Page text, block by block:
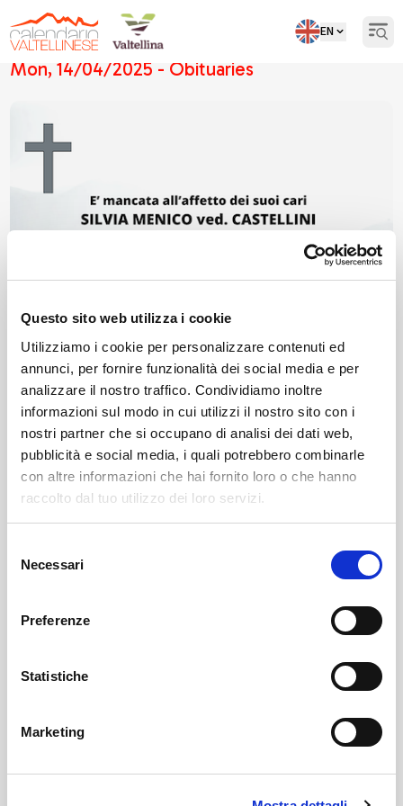
Questo sito web utilizza i cookie
Utilizziamo i cookie per personalizzare contenuti ed
annunci, per fornire funzionalità dei social media e per
analizzare il nostro traffico. Condividiamo inoltre
informazioni sul modo in cui utilizzi il nostro sito con i
nostri partner che si occupano di analisi dei dati web,
pubblicità e social media, i quali potrebbero combinarle
con altre informazioni che hai fornito loro o che hanno
raccolto dal tuo utilizzo dei loro servizi.
delNecessari
Preferenze
Statistiche
Marketing
EN
Mon, 14/04/2025 - Obituaries
Obituaries
Sondrio
SOF Società Onoranze Funebri